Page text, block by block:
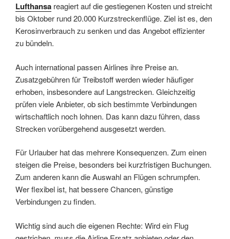
Lufthansa reagiert auf die gestiegenen Kosten und streicht
bis Oktober rund 20.000 Kurzstreckenflüge. Ziel ist es, den
Kerosinverbrauch zu senken und das Angebot effizienter
zu bündeln.
Auch international passen Airlines ihre Preise an.
Zusatzgebühren für Treibstoff werden wieder häufiger
erhoben, insbesondere auf Langstrecken. Gleichzeitig
prüfen viele Anbieter, ob sich bestimmte Verbindungen
wirtschaftlich noch lohnen. Das kann dazu führen, dass
Strecken vorübergehend ausgesetzt werden.
Für Urlauber hat das mehrere Konsequenzen. Zum einen
steigen die Preise, besonders bei kurzfristigen Buchungen.
Zum anderen kann die Auswahl an Flügen schrumpfen.
Wer flexibel ist, hat bessere Chancen, günstige
Verbindungen zu finden.
Wichtig sind auch die eigenen Rechte: Wird ein Flug